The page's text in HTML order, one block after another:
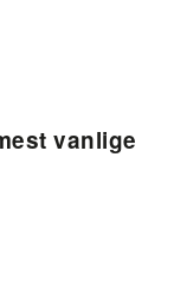
vanlige